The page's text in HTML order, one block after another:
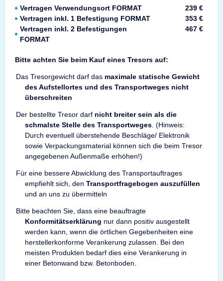
Vertragen Verwendungsort FORMAT
239 €
Vertragen inkl. 1 Befestigung FORMAT
353 €
Vertragen inkl. 2 Befestigungen
FORMAT
467 €
Bitte achten Sie beim Kauf eines Tresors auf:
Das Tresorgewicht darf das maximale statische Gewicht
des Aufstellortes und des Transportweges nicht
überschreiten
Der bestellte Tresor darf nicht breiter sein als die
schmalste Stelle des Transportweges . (Hinweis:
Durch eventuell überstehende Beschläge/ Elektronik
sowie Verpackungsmaterial können sich die beim Tresor
angegebenen Außenmaße erhöhen!)
Für eine bessere Abwicklung des Transportauftrages
empfiehlt sich, den Transportfragebogen auszufüllen
und an uns zu übermitteln
Bitte beachten Sie, dass eine beauftragte
Konformitätserklärung nur dann positiv ausgestellt
werden kann, wenn die örtlichen Gegebenheiten eine
herstellerkonforme Verankerung zulassen. Bei den
meisten Produkten bedarf dies eine Verankerung in
einer Betonwand bzw. Betonboden.